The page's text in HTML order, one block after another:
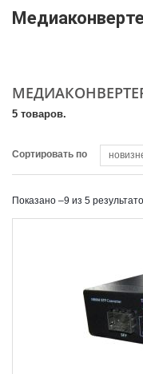
5 товаров.
Сортировать по
Показано –9 из 5